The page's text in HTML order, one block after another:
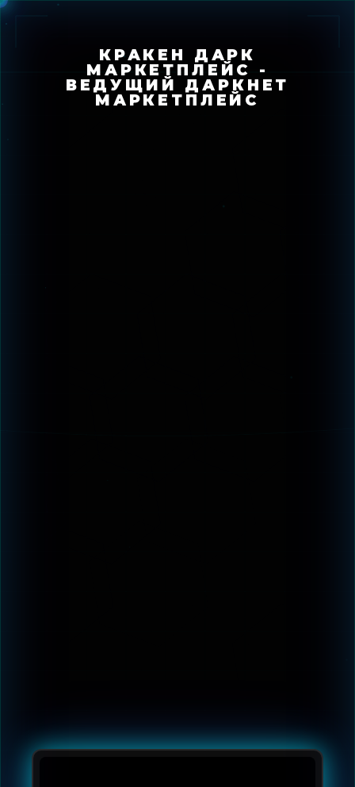
КРАКЕН ДАРК
МАРКЕТПЛЕЙС -
ВЕДУЩИЙ ДАРКНЕТ
МАРКЕТПЛЕЙС